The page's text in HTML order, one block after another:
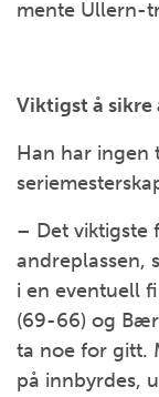
mente Ullern-
Viktigst å sikre
Han har ingen
– Det viktigste
andreplassen,
i en eventuell
(69-66) og
ta noe for gitt.
på innbyrdes,